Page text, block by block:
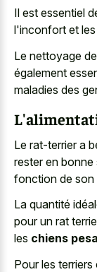
Il est essentiel
l'inconfort et
Le nettoyage
également
maladies des
Le rat-terrier a
rester en
fonction de son
La quantité
pour un rat
les chiens
Pour les